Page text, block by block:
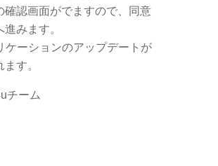
確認画面がでますので、同意
進みます。
ケーションのアップデートが
す。
チーム